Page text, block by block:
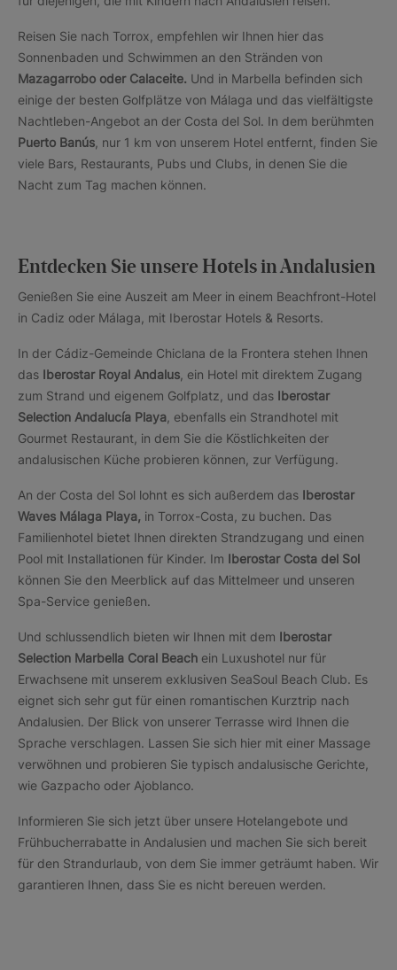
Reisen Sie nach Torrox, empfehlen wir Ihnen hier das
Sonnenbaden und Schwimmen an den Stränden von
Mazagarrobo oder Calaceite. Und in Marbella befinden sich
einige der besten Golfplätze von Málaga und das vielfältigste
Nachtleben-Angebot an der Costa del Sol. In dem berühmten
Puerto Banús , nur 1 km von unserem Hotel entfernt, finden Sie
viele Bars, Restaurants, Pubs und Clubs, in denen Sie die
Nacht zum Tag machen können.
Entdecken Sie unsere Hotels in Andalusien
Genießen Sie eine Auszeit am Meer in einem Beachfront-Hotel
in Cadiz oder Málaga, mit Iberostar Hotels & Resorts.
In der Cádiz-Gemeinde Chiclana de la Frontera stehen Ihnen
das Iberostar Royal Andalus , ein Hotel mit direktem Zugang
zum Strand und eigenem Golfplatz, und das Iberostar
Selection Andalucía Playa , ebenfalls ein Strandhotel mit
Gourmet Restaurant, in dem Sie die Köstlichkeiten der
andalusischen Küche probieren können, zur Verfügung.
An der Costa del Sol lohnt es sich außerdem das Iberostar
Waves Málaga Playa, in Torrox-Costa, zu buchen. Das
Familienhotel bietet Ihnen direkten Strandzugang und einen
Pool mit Installationen für Kinder. Im Iberostar Costa del Sol
können Sie den Meerblick auf das Mittelmeer und unseren
Spa-Service genießen.
Und schlussendlich bieten wir Ihnen mit dem Iberostar
Selection Marbella Coral Beach ein Luxushotel nur für
Erwachsene mit unserem exklusiven SeaSoul Beach Club. Es
eignet sich sehr gut für einen romantischen Kurztrip nach
Andalusien. Der Blick von unserer Terrasse wird Ihnen die
Sprache verschlagen. Lassen Sie sich hier mit einer Massage
verwöhnen und probieren Sie typisch andalusische Gerichte,
wie Gazpacho oder Ajoblanco.
Informieren Sie sich jetzt über unsere Hotelangebote und
Frühbucherrabatte in Andalusien und machen Sie sich bereit
für den Strandurlaub, von dem Sie immer geträumt haben. Wir
garantieren Ihnen, dass Sie es nicht bereuen werden.